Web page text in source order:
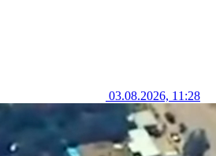
03.08.2026, 11:28